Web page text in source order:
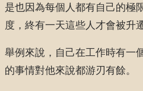
是也因為每個人都有自己的極
度，終有一天這些人才會被升
舉例來說，自己在工作時有一
的事情對他來說都游刃有餘。